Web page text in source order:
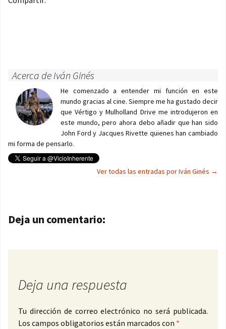
Acerca de Iván Ginés
He comenzado a entender mi función en este
mundo gracias al cine. Siempre me ha gustado decir
que Vértigo y Mulholland Drive me introdujeron en
este mundo, pero ahora debo añadir que han sido
John Ford y Jacques Rivette quienes han cambiado
mi forma de pensarlo.
Ver todas las entradas por Iván Ginés →
Navegación de entradas
Deja un comentario:
Deja una respuesta
Tu dirección de correo electrónico no será publicada.
Los campos obligatorios están marcados con *